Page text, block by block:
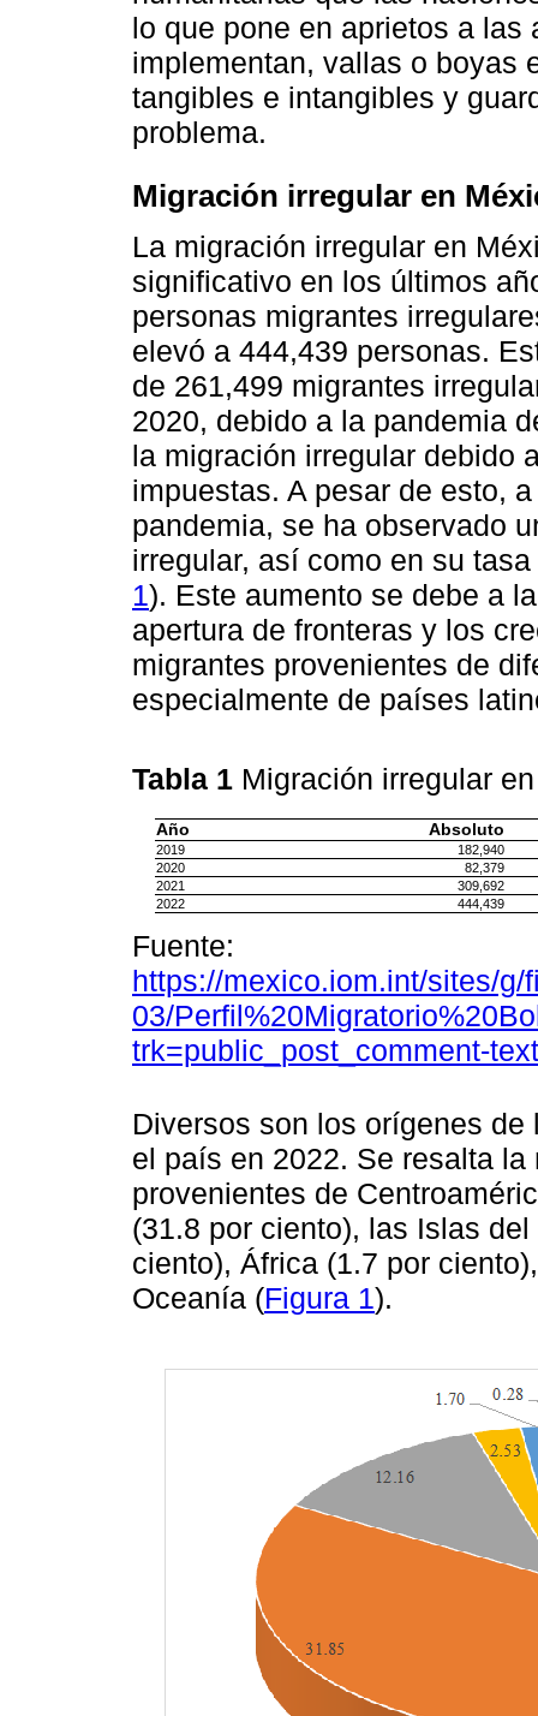
lo que pone en aprietos a
implementan, vallas o boyas
tangibles e intangibles y
problema.
Migración irregular en
La migración irregular en
significativo en los últimos
personas migrantes
elevó a 444,439 personas.
de 261,499 migrantes
2020, debido a la pandemia
la migración irregular debido
impuestas. A pesar de esto,
pandemia, se ha observado
irregular, así como en su
1). Este aumento se debe a
apertura de fronteras y los
migrantes provenientes de
especialmente de países
Tabla 1 Migración irregular
Año Absoluto
2019
182,940
2020
82,379
2021
309,692
2022
444,439
Fuente:
https://mexico.iom.int/sites/
03/
trk=public_post_comment-text
Diversos son los orígenes
el país en 2022. Se resalta
provenientes de
(31.8 por ciento), las Islas
ciento), África (1.7 por
Oceanía (Figura 1).